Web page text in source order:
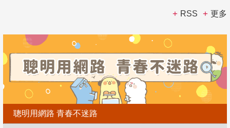
RSS 更多
聰明用網路 青春不迷路